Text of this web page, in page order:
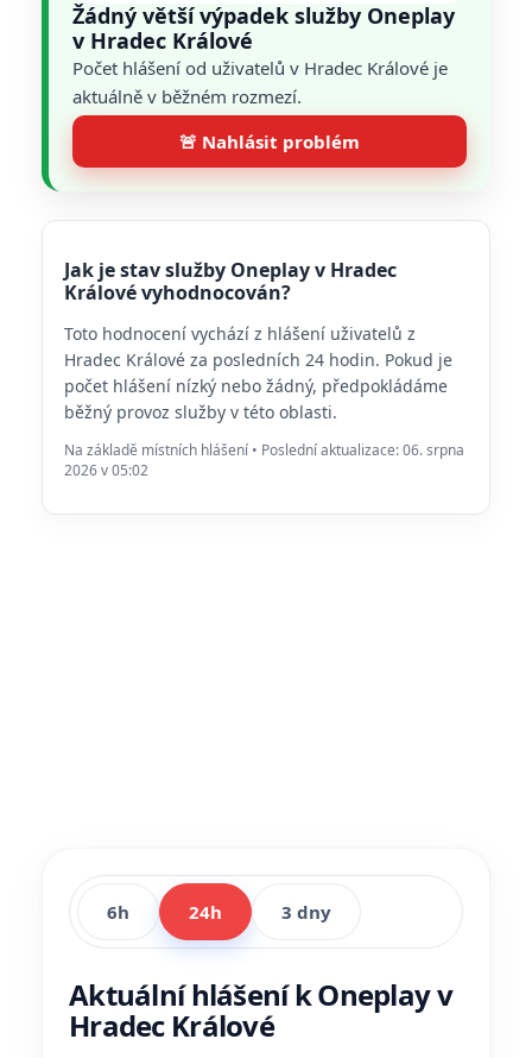
Žádný větší výpadek služby Oneplay
v Hradec Králové
Počet hlášení od uživatelů v Hradec Králové je
aktuálně v běžném rozmezí.
🚨 Nahlásit problém
Jak je stav služby Oneplay v Hradec
Králové vyhodnocován?
Toto hodnocení vychází z hlášení uživatelů z
Hradec Králové za posledních 24 hodin. Pokud je
počet hlášení nízký nebo žádný, předpokládáme
běžný provoz služby v této oblasti.
Na základě místních hlášení • Poslední aktualizace: 06. srpna
2026 v 05:02
6h 24h 3 dny
Aktuální hlášení k Oneplay v
Hradec Králové